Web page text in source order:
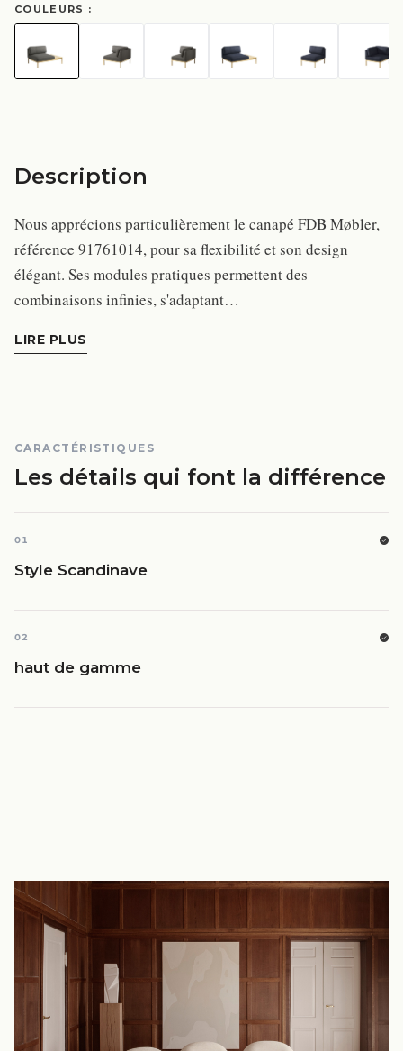
COULEURS :
Description
Nous apprécions particulièrement le canapé FDB Møbler,
référence 91761014, pour sa flexibilité et son design
élégant. Ses modules pratiques permettent des
combinaisons infinies, s'adaptant…
LIRE PLUS
CARACTÉRISTIQUES
Les détails qui font la différence
01
Style Scandinave
02
haut de gamme